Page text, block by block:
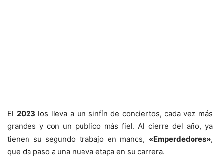
El 2023 los lleva a un sinfín de conciertos, cada vez más
grandes y con un público más fiel. Al cierre del año, ya
tienen su segundo trabajo en manos, «Emperdedores»,
que da paso a una nueva etapa en su carrera.